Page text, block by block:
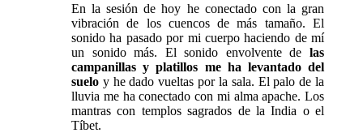
En la sesión de hoy he conectado con la gran
vibración de los cuencos de más tamaño. El
sonido ha pasado por mi cuerpo haciendo de mí
un sonido más. El sonido envolvente de las
campanillas y platillos me ha levantado del
suelo y he dado vueltas por la sala. El palo de la
lluvia me ha conectado con mi alma apache. Los
mantras con templos sagrados de la India o el
Tíbet.